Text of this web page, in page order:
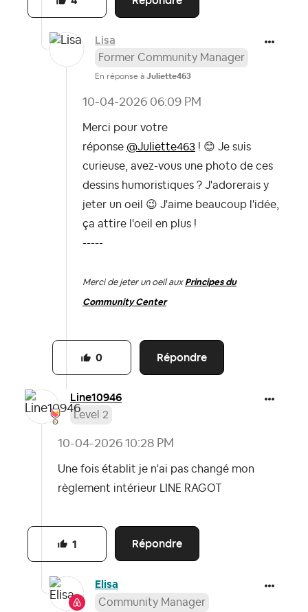
Lisa
Former Community Manager
En réponse à Juliette463
‎10-04-2026 06:09 PM
Merci pour votre
réponse @Juliette463 ! 😊 Je suis
curieuse, avez-vous une photo de ces
dessins humoristiques ? J'adorerais y
jeter un oeil 😉 J'aime beaucoup l'idée,
ça attire l'oeil en plus !
-----
Merci de jeter un oeil aux Principes du
Community Center
Répondre
0
Line10946
Level 2
‎10-04-2026 10:28 PM
Une fois établit je n'ai pas changé mon
règlement intérieur LINE RAGOT
Répondre
1
Elisa
Community Manager